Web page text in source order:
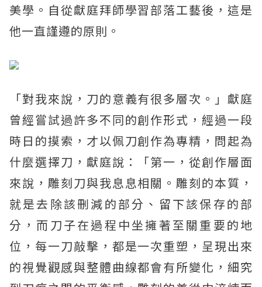
美學。自從獻庭拜師學習部落工藝後，這是
他一直謹遵的原則。
「對我來說，刀的意義有很多層次。」獻庭
曾經嘗試過許多不同的創作形式，經過一段
時日的摸索，才以佩刀創作為專精，問起為
什麼選擇刀，獻庭說：「第一，從創作層面
來說，雕刻刀與我息息相關。雕刻的本質，
就是去除該刪減的部分、留下該保存的部
分，而刀子在過程中坐擁著至關重要的地
位，每一刀敲擊，都是一次重塑，呈現出來
的視覺觀感與整體曲線都會有所變化，細究